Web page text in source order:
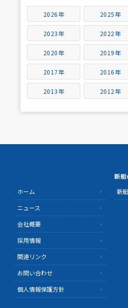
2026年 2025年
2023年 2022年
2020年 2019年
2017年 2016年
2013年 2012年
ホーム
ニュース
会社概要
採用情報
関連リンク
お問い合わせ
個人情報保護方針
新艇
新